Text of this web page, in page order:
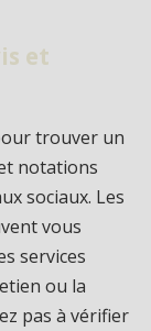
et
trouver un
notations
sociaux. Les
vous
services
ou la
pas à vérifier